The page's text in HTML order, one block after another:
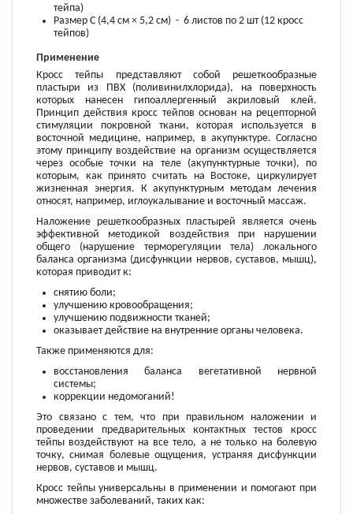
тейпа)
Размер C (4,4 см × 5,2 см) - 6 листов по 2 шт (12 кросс
тейпов)
Применение
Кросс тейпы представляют собой решеткообразные
пластыри из ПВХ (поливинилхлорида), на поверхность
которых нанесен гипоаллергенный акриловый клей.
Принцип действия кросс тейпов основан на рецепторной
стимуляции покровной ткани, которая используется в
восточной медицине, например, в акупунктуре. Согласно
этому принципу воздействие на организм осуществляется
через особые точки на теле (акупунктурные точки), по
которым, как принято считать на Востоке, циркулирует
жизненная энергия. К акупунктурным методам лечения
относят, например, иглоукалывание и восточный массаж.
Наложение решеткообразных пластырей является очень
эффективной методикой воздействия при нарушении
общего (нарушение терморегуляции тела) локального
баланса организма (дисфункции нервов, суставов, мышц),
которая приводит к:
снятию боли;
улучшению кровообращения;
улучшению подвижности тканей;
оказывает действие на внутренние органы человека.
Также применяются для:
восстановления баланса вегетативной нервной
системы;
коррекции недомоганий!
Это связано с тем, что при правильном наложении и
проведении предварительных контактных тестов кросс
тейпы воздействуют на все тело, а не только на болевую
точку, снимая болевые ощущения, устраняя дисфункции
нервов, суставов и мышц.
Кросс тейпы универсальны в применении и помогают при
множестве заболеваний, таких как: